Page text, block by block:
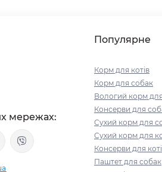
упаковці по 3 кг Собачий корм в
в упаковці по 1 кг
мережах:
Популярне
Корм для котів
Корм для собак
Вологий корм для
Консерви для
Сухий корм для
Сухий корм для
Консерви для
Паштет для собак